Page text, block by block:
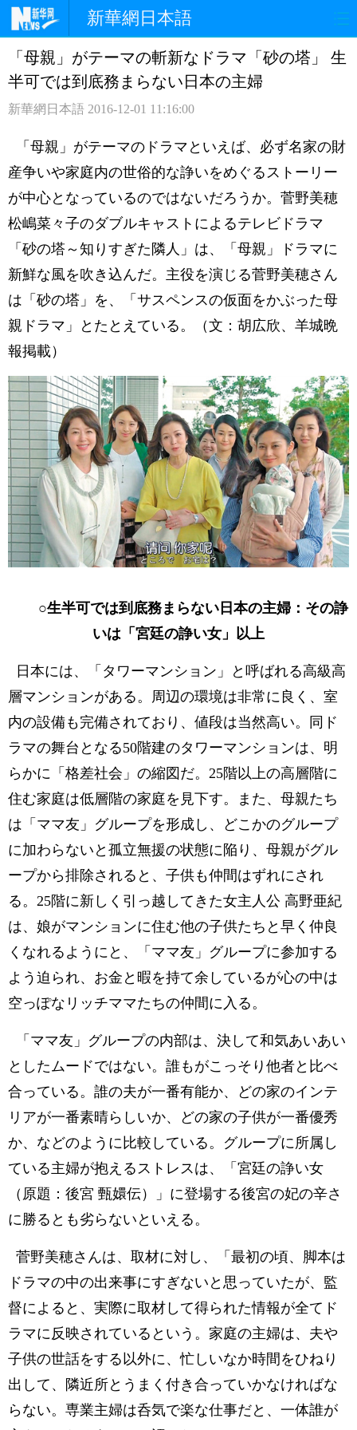
新華網日本語
ホームページ 政治 経済
観光 評論 写真
中日対訳
「母親」がテーマの斬新なドラマ「砂の塔」 生
半可では到底務まらない日本の主婦
新華網日本語 2016-12-01 11:16:00
「母親」がテーマのドラマといえば、必ず名家の財
産争いや家庭内の世俗的な諍いをめぐるストーリー
が中心となっているのではないだろうか。菅野美穂
松嶋菜々子のダブルキャストによるテレビドラマ
「砂の塔～知りすぎた隣人」は、「母親」ドラマに
新鮮な風を吹き込んだ。主役を演じる菅野美穂さん
は「砂の塔」を、「サスペンスの仮面をかぶった母
親ドラマ」とたとえている。（文：胡広欣、羊城晩
報掲載）
○生半可では到底務まらない日本の主婦：その諍
いは「宮廷の諍い女」以上
日本には、「タワーマンション」と呼ばれる高級高
層マンションがある。周辺の環境は非常に良く、室
内の設備も完備されており、値段は当然高い。同ド
ラマの舞台となる50階建のタワーマンションは、明
らかに「格差社会」の縮図だ。25階以上の高層階に
住む家庭は低層階の家庭を見下す。また、母親たち
は「ママ友」グループを形成し、どこかのグループ
に加わらないと孤立無援の状態に陥り、母親がグル
ープから排除されると、子供も仲間はずれにされ
る。25階に新しく引っ越してきた女主人公 高野亜紀
は、娘がマンションに住む他の子供たちと早く仲良
くなれるようにと、「ママ友」グループに参加する
よう迫られ、お金と暇を持て余しているが心の中は
空っぽなリッチママたちの仲間に入る。
「ママ友」グループの内部は、決して和気あいあい
としたムードではない。誰もがこっそり他者と比べ
合っている。誰の夫が一番有能か、どの家のインテ
リアが一番素晴らしいか、どの家の子供が一番優秀
か、などのように比較している。グループに所属し
ている主婦が抱えるストレスは、「宮廷の諍い女
（原題：後宮 甄嬛伝）」に登場する後宮の妃の辛さ
に勝るとも劣らないといえる。
菅野美穂さんは、取材に対し、「最初の頃、脚本は
ドラマの中の出来事にすぎないと思っていたが、監
督によると、実際に取材して得られた情報が全てド
ラマに反映されているという。家庭の主婦は、夫や
子供の世話をする以外に、忙しいなか時間をひねり
出して、隣近所とうまく付き合っていかなければな
らない。専業主婦は呑気で楽な仕事だと、一体誰が